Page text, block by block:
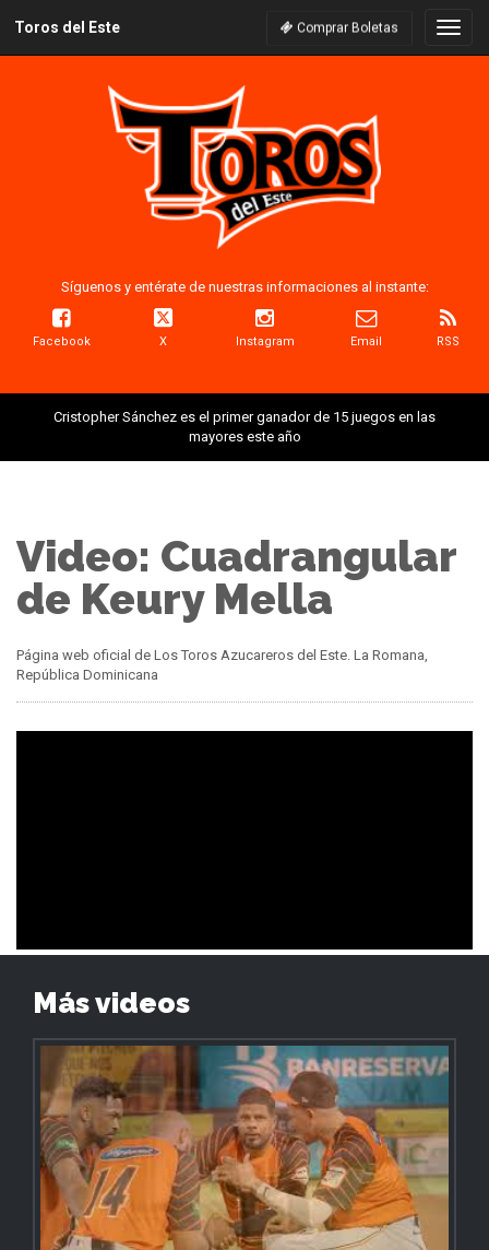
Toros del Este Comprar Boletas
Síguenos y entérate de nuestras informaciones al instante:
Facebook X Instagram Email RSS
Cristopher Sánchez es el primer ganador de 15 juegos en las
mayores este año
Video: Cuadrangular
de Keury Mella
Página web oficial de Los Toros Azucareros del Este. La Romana,
República Dominicana
Más videos